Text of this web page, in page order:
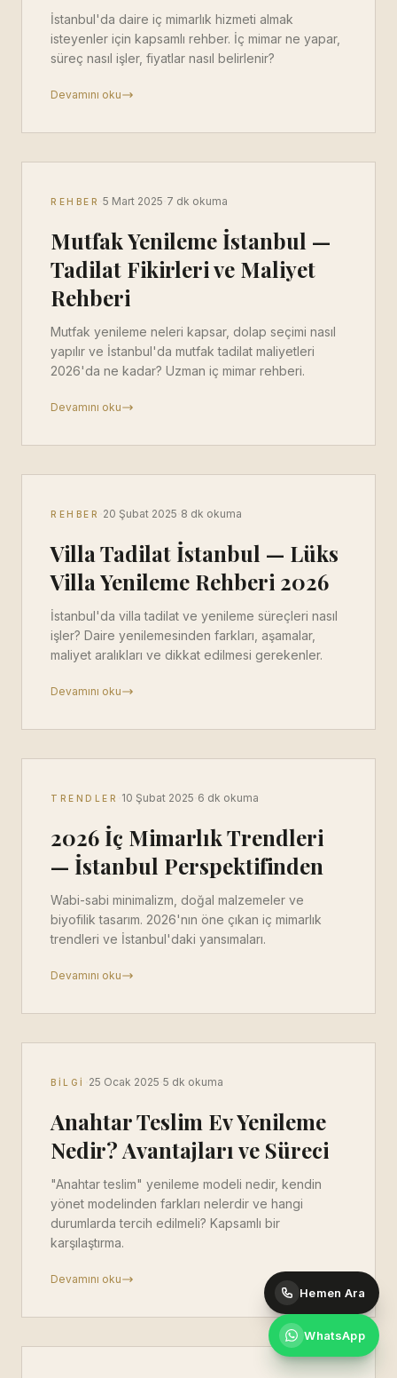
İstanbul'da daire iç mimarlık hizmeti almak
isteyenler için kapsamlı rehber. İç mimar ne yapar,
süreç nasıl işler, fiyatlar nasıl belirlenir?
Devamını oku
REHBER 5 Mart 2025 7 dk okuma
Mutfak Yenileme İstanbul —
Tadilat Fikirleri ve Maliyet
Rehberi
Mutfak yenileme neleri kapsar, dolap seçimi nasıl
yapılır ve İstanbul'da mutfak tadilat maliyetleri
2026'da ne kadar? Uzman iç mimar rehberi.
Devamını oku
REHBER 20 Şubat 2025 8 dk okuma
Villa Tadilat İstanbul — Lüks
Villa Yenileme Rehberi 2026
İstanbul'da villa tadilat ve yenileme süreçleri nasıl
işler? Daire yenilemesinden farkları, aşamalar,
maliyet aralıkları ve dikkat edilmesi gerekenler.
Devamını oku
TRENDLER 10 Şubat 2025 6 dk okuma
2026 İç Mimarlık Trendleri
— İstanbul Perspektifinden
Wabi-sabi minimalizm, doğal malzemeler ve
biyofilik tasarım. 2026'nın öne çıkan iç mimarlık
trendleri ve İstanbul'daki yansımaları.
Devamını oku
BILGI 25 Ocak 2025 5 dk okuma
Anahtar Teslim Ev Yenileme
Nedir? Avantajları ve Süreci
"Anahtar teslim" yenileme modeli nedir, kendin
yönet modelinden farkları nelerdir ve hangi
durumlarda tercih edilmeli? Kapsamlı bir
karşılaştırma.
Devamını oku
Hemen Ara
WhatsApp